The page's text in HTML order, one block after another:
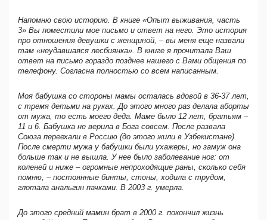
Напомню свою историю. В книге «Опыт выживания, часть
3» Вы поместили мое письмо и ответ на него. Это история
про отношения девушки с женщиной, – вы меня еще назвали
там «неудавшаяся лесбиянка». В книге я прочитала Ваш
ответ на письмо гораздо позднее нашего с Вами общения по
телефону. Согласна полностью со всем написанным.
Моя бабушка со стороны мамы осталась вдовой в 36-37 лет,
с тремя детьми на руках. До этого много раз делала аборты
от мужа, то есть моего деда. Маме было 12 лет, братьям –
11 и 6. Бабушка не верила в Бога совсем. После развала
Союза переехали в Россию (до этого жили в Узбекистане).
После смерти мужа у бабушки были ухажеры, но замуж она
больше так и не вышла. У нее было заболевание ног: от
коленей и ниже – огромные непроходящие раны, сколько себя
помню, – постоянные бинты, стоны, ходила с трудом,
глотала анальгин пачками. В 2003 г. умерла.
До этого средний мамин брат в 2000 г. покончил жизнь